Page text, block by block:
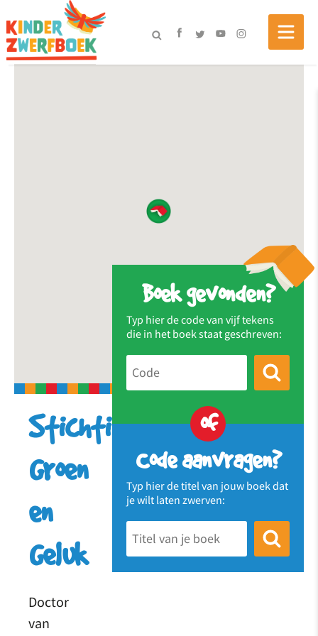
Boek gevonden?
Typ hier de code van vijf tekens
die in het boek staat geschreven:
of
Code aanvragen?
Typ hier de titel van jouw boek dat
je wilt laten zwerven:
Stichting
Groen
en
Geluk
Doctor
van